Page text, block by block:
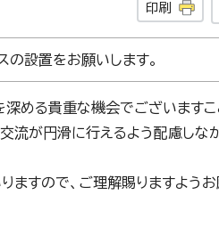
印刷
設置をお願いします。
める貴重な機会でございますこ
流が円滑に行えるよう配慮しな
すので、ご理解賜りますようお